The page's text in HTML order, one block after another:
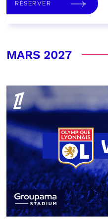
RÉSERVER
MARS 2027